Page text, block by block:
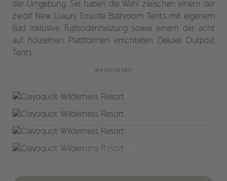
der Umgebung. Sie haben die Wahl zwischen einem der
zwölf New Luxury Ensuite Bathroom Tents mit eigenem
Bad inklusive Fußbodenheizung sowie einem der acht
auf hölzernen Plattformen errichteten Deluxe Outpost
Tents.
weiterlesen
+12 weitere Bilder